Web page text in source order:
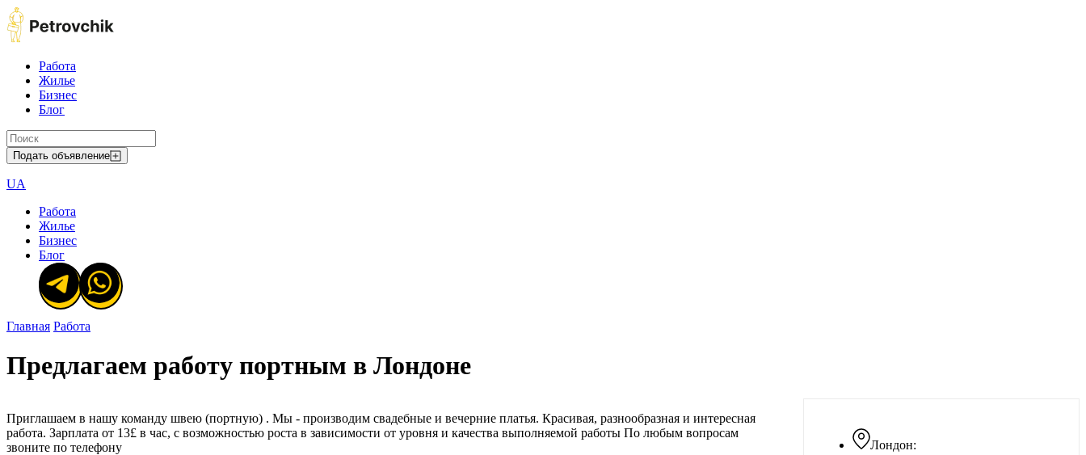
Работа
Жилье
Бизнес
Блог
Подать объявление
UA
Работа
Жилье
Бизнес
Блог
Главная Работа
Предлагаем работу портным в Лондоне
Лондон:
Приглашаем в нашу команду швею (портную) . Мы - производим свадебные и вечерние платья. Красивая, разнообразная и интересная
работа. Зарплата от 13£ в час, с возможностью роста в зависимости от уровня и качества выполняемой работы По любым вопросам
звоните по телефону